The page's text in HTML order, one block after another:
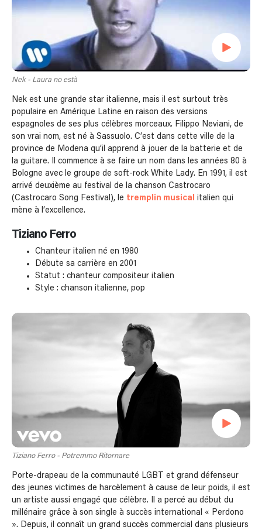
Nek - Laura no està
Nek est une grande star italienne, mais il est surtout très
populaire en Amérique Latine en raison des versions
espagnoles de ses plus célèbres morceaux. Filippo Neviani, de
son vrai nom, est né à Sassuolo. C’est dans cette ville de la
province de Modena qu’il apprend à jouer de la batterie et de
la guitare. Il commence à se faire un nom dans les années 80 à
Bologne avec le groupe de soft-rock White Lady. En 1991, il est
arrivé deuxième au festival de la chanson Castrocaro
(Castrocaro Song Festival), le tremplin musical
italien qui
mène à l’excellence.
Tiziano Ferro
Chanteur italien né en 1980
Débute sa carrière en 2001
Statut : chanteur compositeur italien
Style : chanson italienne, pop
Tiziano Ferro - Potremmo Ritornare
Porte-drapeau de la communauté LGBT et grand défenseur
des jeunes victimes de harcèlement à cause de leur poids, il est
un artiste aussi engagé que célèbre. Il a percé au début du
millénaire grâce à son single à succès international « Perdono
». Depuis, il connaît un grand succès commercial dans plusieurs